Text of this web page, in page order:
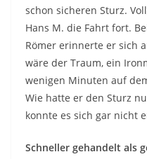
schon sicheren Sturz.
Hans M. die Fahrt fort.
Römer erinnerte er sich
wäre der Traum, ein
wenigen Minuten auf
Wie hatte er den Sturz
konnte es sich gar nicht
Schneller gehandelt als